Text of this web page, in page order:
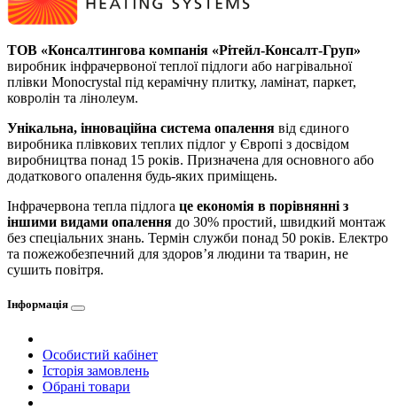
ТОВ «Консалтингова компанія «Рітейл-Консалт-Груп»
виробник інфрачервоної теплої підлоги або нагрівальної
плівки Monocrystal під керамічну плитку, ламінат, паркет,
ковролін та лінолеум.
Унікальна, інноваційна система опалення від єдиного
виробника плівкових теплих підлог у Європі з досвідом
виробництва понад 15 років. Призначена для основного або
додаткового опалення будь-яких приміщень.
Інфрачервона тепла підлога це економія в порівнянні з
іншими видами опалення до 30% простий, швидкий монтаж
без спеціальних знань. Термін служби понад 50 років. Електро
та пожежобезпечний для здоров’я людини та тварин, не
сушить повітря.
Інформація
Особистий кабінет
Історія замовлень
Обрані товари